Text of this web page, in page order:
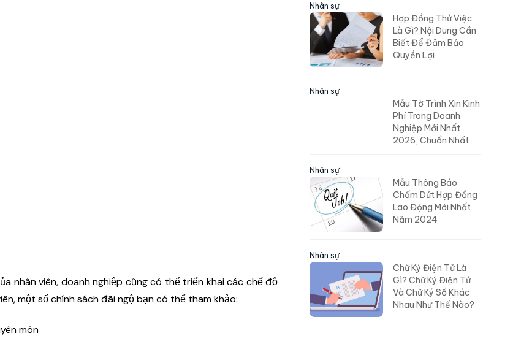
nhân viên, doanh nghiệp cũng có thể triển khai các chế độ
một số chính sách đãi ngộ bạn có thể tham khảo:
môn
Nhân sự
Hợp Đồng Thử Việc
Là Gì? Nội Dung Cần
Biết Để Đảm Bảo
Quyền Lợi
Nhân sự
Mẫu Tờ Trình Xin Kinh
Phí Trong Doanh
Nghiệp Mới Nhất
2026, Chuẩn Nhất
Nhân sự
Mẫu Thông Báo
Chấm Dứt Hợp Đồng
Lao Động Mới Nhất
Năm 2024
Nhân sự
Chữ Ký Điện Tử Là
Gì? Chữ Ký Điện Tử
Và Chữ Ký Số Khác
Nhau Như Thế Nào?